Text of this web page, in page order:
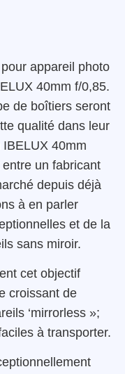
appareil photo
40mm f/0,85.
de boîtiers seront
qualité dans leur
40mm
un fabricant
depuis déjà
à en parler
et de la
sans miroir.
cet objectif
croissant de
‘mirrorless »;
à transporter.